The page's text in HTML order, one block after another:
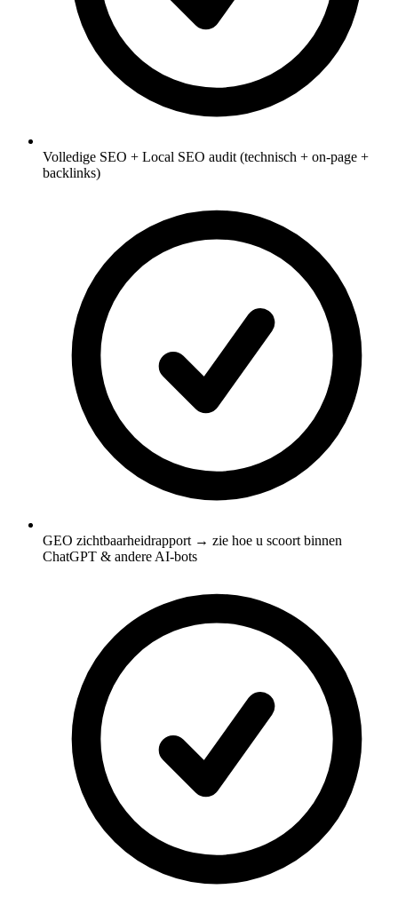
Volledige SEO + Local SEO audit (technisch + on-page +
backlinks)
GEO zichtbaarheidrapport → zie hoe u scoort binnen
ChatGPT & andere AI-bots